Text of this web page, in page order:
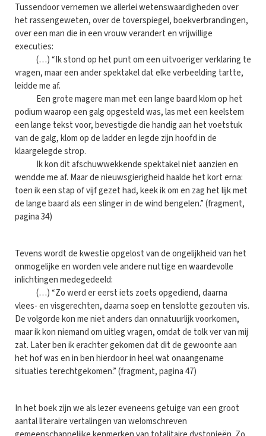
Tussendoor vernemen we allerlei wetenswaardigheden over
het rassengeweten, over de toverspiegel, boekverbrandingen,
over een man die in een vrouw verandert en vrijwillige
executies:
(…) “Ik stond op het punt om een uitvoeriger verklaring te
vragen, maar een ander spektakel dat elke verbeelding tartte,
leidde me af.
Een grote magere man met een lange baard klom op het
podium waarop een galg opgesteld was, las met een keelstem
een lange tekst voor, bevestigde die handig aan het voetstuk
van de galg, klom op de ladder en legde zijn hoofd in de
klaargelegde strop.
Ik kon dit afschuwwekkende spektakel niet aanzien en
wendde me af. Maar de nieuwsgierigheid haalde het kort erna:
toen ik een stap of vijf gezet had, keek ik om en zag het lijk met
de lange baard als een slinger in de wind bengelen.” (fragment,
pagina 34)
Tevens wordt de kwestie opgelost van de ongelijkheid van het
onmogelijke en worden vele andere nuttige en waardevolle
inlichtingen medegedeeld:
(…) “Zo werd er eerst iets zoets opgediend, daarna
vlees- en visgerechten, daarna soep en tenslotte gezouten vis.
De volgorde kon me niet anders dan onnatuurlijk voorkomen,
maar ik kon niemand om uitleg vragen, omdat de tolk ver van mij
zat. Later ben ik erachter gekomen dat dit de gewoonte aan
het hof was en in ben hierdoor in heel wat onaangename
situaties terechtgekomen.” (fragment, pagina 47)
In het boek zijn we als lezer eveneens getuige van een groot
aantal literaire vertalingen van welomschreven